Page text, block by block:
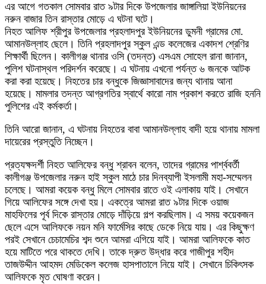
এর আগে গতকাল সোমবার রাত ৯টার দিকে উপজেলার জাঙ্গালিয়া ইউনিয়নের
নরুন বাজার তিন রাস্তার মোড়ে এ ঘটনা ঘটে।
নিহত আলিফ শ্রীপুর উপজেলার প্রহলাদপুর ইউনিয়নের ডুমনী গ্রামের মো.
আমানউল্লাহ ছেলে। তিনি প্রহলাদপুর স্কুল এন্ড কলেজের একাদশ শ্রেণির
শিক্ষার্থী ছিলেন। কালীগঞ্জ থানার ওসি (তদন্ত) এসএম সোহেল রানা জানান,
পুলিশ ঘটনাস্থল পরিদর্শন করেছে। এ ঘটনায় এখনো পর্যন্ত ৬ জনকে আটক
করা করা হয়েছে। নিহতের চার বন্ধুকে জিজ্ঞাসাবাদের জন্য থানায় আনা
হয়েছে। মামলার তদন্ত আগ্রগতির স্বার্থে কারো নাম প্রকাশ করতে রাজি হননি
পুলিশের এই কর্মকর্তা।
তিনি আরো জানান, এ ঘটনায় নিহতের বাবা আমানউল্লাহ বাদী হয়ে থানায় মামলা
দায়েরের প্রস্তুতি নিচ্ছেন।
প্রত্যক্ষদর্শী নিহত আলিফের বন্ধু শ্রাবন বলেন, তাদের গ্রামের পার্শ্ববর্তী
কালীগঞ্জ উপজেলার নরুন হাই স্কুল মাঠে চার দিনব্যাপী ইসলামী মহা-সম্মেলন
চলেছে। আমরা কয়েক বন্ধু মিলে সোমবার রাতে ওই এলাকায় যাই। সেখানে
গিয়ে আলিফের সঙ্গে দেখা হয়। একত্রে আমরা রাত ৯টার দিকে ওয়াজ
মাহফিলের পূর্ব দিকে রাস্তার মোড়ে দাঁড়িয়ে গল্প করছিলাম। এ সময় কয়েকজন
ছেলে এসে আলিফকে নয়ন মনি ফার্মেসির কাছে ডেকে নিয়ে যায়। এর কিছুক্ষণ
পরই সেখানে চেচামেচির শব্দ শুনে আমরা এগিয়ে যাই। আমরা আলিফকে কাত
হয়ে মাটিতে পরে থাকতে দেখি। তাকে দ্রুত উদ্ধার করে গাজীপুর শহীদ
তাজউদ্দীন আহমদ মেডিকেল কলেজ হাসপাতালে নিয়ে যাই। সেখানে চিকিৎসক
আলিফকে মৃত ঘোষণা করেন।